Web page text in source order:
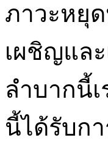
ภาวะหยุ
เผชิญแล
ลำบากนี้
นี้ได้รับก